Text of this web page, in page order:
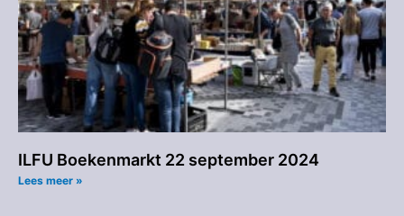
ILFU Boekenmarkt 22 september 2024
Lees meer »